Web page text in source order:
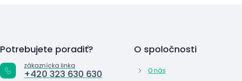
Potrebujete poradiť?
zákaznícka linka
+420 323 630 630
O spoločnosti
O nás